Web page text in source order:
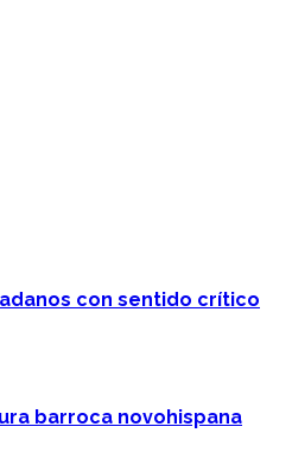
con sentido crítico
barroca novohispana